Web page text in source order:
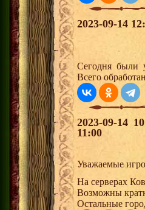
2023-09-14
Сегодня были
Всего
2023-09-14
11:00
Уважаемые
На серверах
Возможны
Остальные